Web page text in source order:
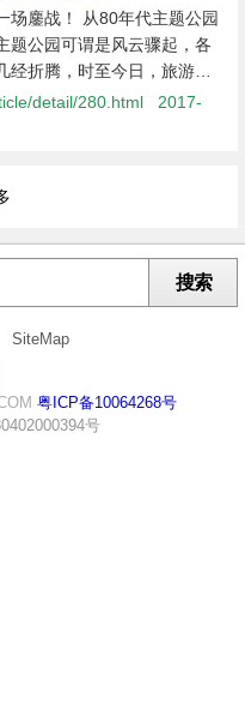
年代主题公园
题公园可谓是风云骤起，各
经折腾，时至今日，旅游业
的旅游政策都已大大开放，
了几大初具规模的派系，更
detail/280.html
2017-
搜索
SiteMap
粤ICP备10064268号
号